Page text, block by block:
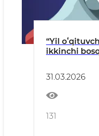
“Yil
ikkinchi
31.03.2026
131